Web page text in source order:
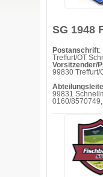
SG 1948
Postanschrift:
Treffurt/OT
Vorsitzender/
99830 Treffurt/
99831
0160/